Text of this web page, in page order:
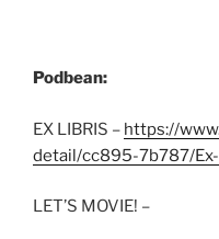
Podbean:
EX LIBRIS – https://
detail/cc895-7b787/
LET’S MOVIE! –